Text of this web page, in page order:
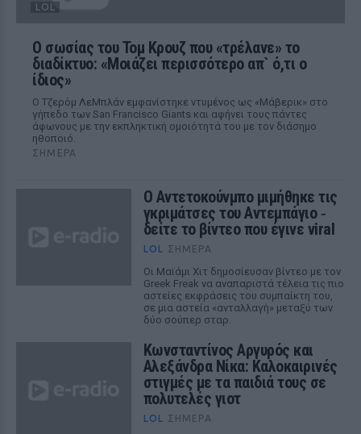
LOL
Ο σωσίας του Τομ Κρουζ που «τρέλανε» το
διαδίκτυο: «Μοιάζει περισσότερο απ` ό,τι ο
ίδιος»
Ο Τζερόμ ΛεΜπλάν εμφανίστηκε ντυμένος ως «Μάβερικ» στο
γήπεδο των San Francisco Giants και αφήνει τους πάντες
άφωνους με την εκπληκτική ομοιότητά του με τον διάσημο
ηθοποιό.
ΣΉΜΕΡΑ
Ο Αντετοκούνμπο μιμήθηκε τις
γκριμάτσες του Αντεμπάγιο ‑
δείτε το βίντεο που έγινε viral
LOL ΣΉΜΕΡΑ
Οι Μαϊάμι Χιτ δημοσίευσαν βίντεο με τον
Greek Freak να αναπαριστά τέλεια τις πιο
αστείες εκφράσεις του συμπαίκτη του,
σε μια αστεία «ανταλλαγή» μεταξύ των
δύο σούπερ σταρ.
Κωνσταντίνος Αργυρός και
Αλεξάνδρα Νίκα: Καλοκαιρινές
στιγμές με τα παιδιά τους σε
πολυτελές γιοτ
LOL ΣΉΜΕΡΑ